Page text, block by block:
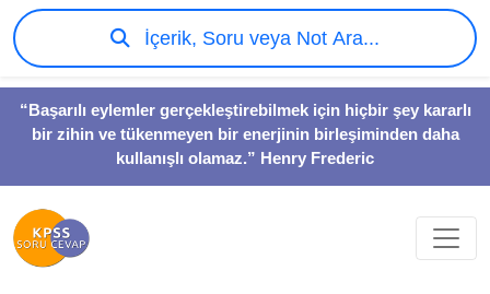
“Başarılı eylemler gerçekleştirebilmek için hiçbir şey kararlı
bir zihin ve tükenmeyen bir enerjinin birleşiminden daha
kullanışlı olamaz.” Henry Frederic
İçerik, Soru veya Not Ara...